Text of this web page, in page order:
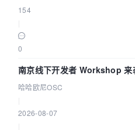
154
0
南京线下开发者 Workshop 来
智能 Agent 应用
哈哈欧尼OSC
2026-08-07